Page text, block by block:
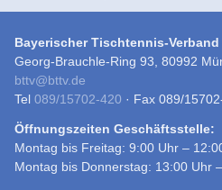
Bayerischer Tischtennis-Verband
Georg-Brauchle-Ring 93, 80992
bttv@bttv.de
Tel 089/15702-420 · Fax 089/
Öffnungszeiten Geschäftsstelle:
Montag bis Freitag: 9:00 Uhr –
Montag bis Donnerstag: 13:00 Uhr